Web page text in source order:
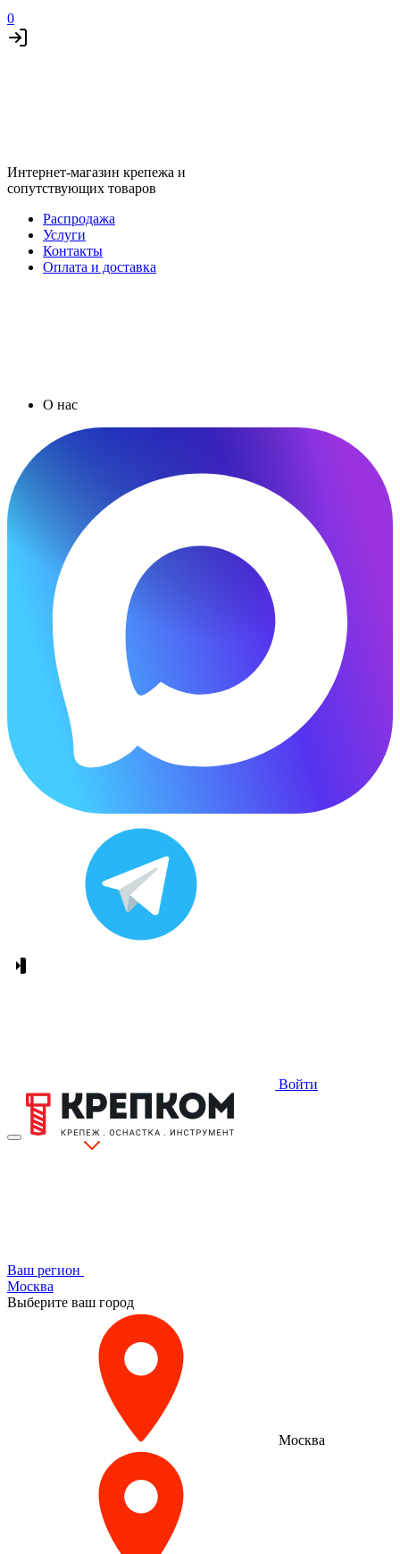
0
Интернет-магазин крепежа и
сопутствующих товаров
Распродажа
Услуги
Контакты
Оплата и доставка
О нас
Войти
Ваш регион
Москва
Выберите ваш город
Москва